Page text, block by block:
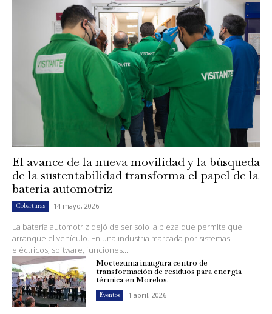
El avance de la nueva movilidad y la búsqueda
de la sustentabilidad transforma el papel de la
batería automotriz
Coberturas 14 mayo, 2026
La batería automotriz dejó de ser solo la pieza que permite que
arranque el vehículo. En una industria marcada por sistemas
eléctricos, software, funciones...
Moctezuma inaugura centro de
transformación de residuos para energía
térmica en Morelos.
Eventos 1 abril, 2026